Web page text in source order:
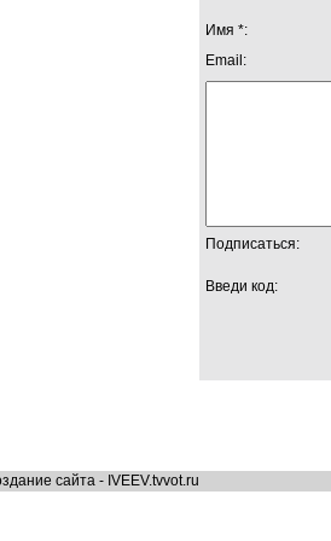
Имя *:
Email:
Подписаться:
Введи код:
сайта - IVEEV.tvvot.ru